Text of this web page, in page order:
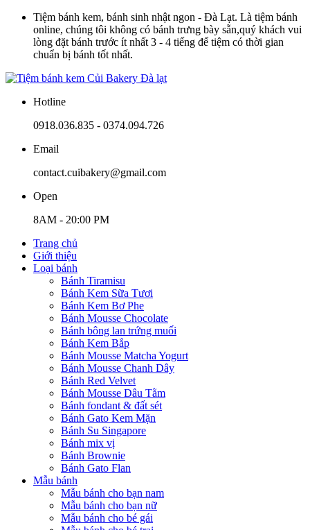
Tiệm bánh kem, bánh sinh nhật ngon - Đà Lạt. Là tiệm bánh
online, chúng tôi không có bánh trưng bày sẵn,quý khách vui
lòng đặt bánh trước ít nhất 3 - 4 tiếng để tiệm có thời gian
chuẩn bị bánh tốt nhất.
Hotline
0918.036.835 - 0374.094.726
Email
contact.cuibakery@gmail.com
Open
8AM - 20:00 PM
Trang chủ
Giới thiệu
Loại bánh
Bánh Tiramisu
Bánh Kem Sữa Tươi
Bánh Kem Bơ Phe
Bánh Mousse Chocolate
Bánh bông lan trứng muối
Bánh Kem Bắp
Bánh Mousse Matcha Yogurt
Bánh Mousse Chanh Dây
Bánh Red Velvet
Bánh Mousse Dâu Tằm
Bánh fondant & đất sét
Bánh Gato Kem Mặn
Bánh Su Singapore
Bánh mix vị
Bánh Brownie
Bánh Gato Flan
Mẫu bánh
Mẫu bánh cho bạn nam
Mẫu bánh cho bạn nữ
Mẫu bánh cho bé gái